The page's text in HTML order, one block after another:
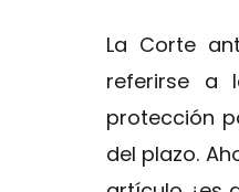
La Corte
referirse a
protección
del plazo.